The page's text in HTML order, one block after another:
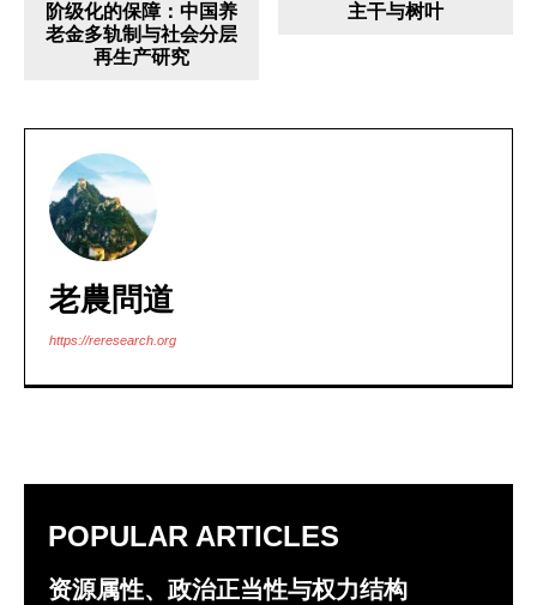
阶级化的保障：中国养
老金多轨制与社会分层
再生产研究
主干与树叶
老農問道
https://reresearch.org
POPULAR ARTICLES
资源属性、政治正当性与权力结构